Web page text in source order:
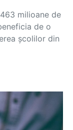
milioane de
de o
școlilor din